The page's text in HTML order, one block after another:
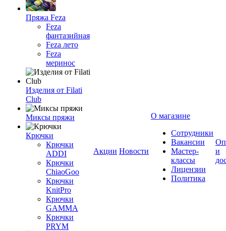
Пряжа Feza
Feza
фантазийная
Feza лето
Feza
меринос
Изделия от Filati
Club
Миксы пряжи
Крючки
Крючки
ADDI
Крючки
ChiaoGoo
Крючки
KnitPro
Крючки
GAMMA
Крючки
PRYM
Акции Новости
О магазине
Сотрудники
Вакансии
Мастер-
классы
Лицензии
Политика
и